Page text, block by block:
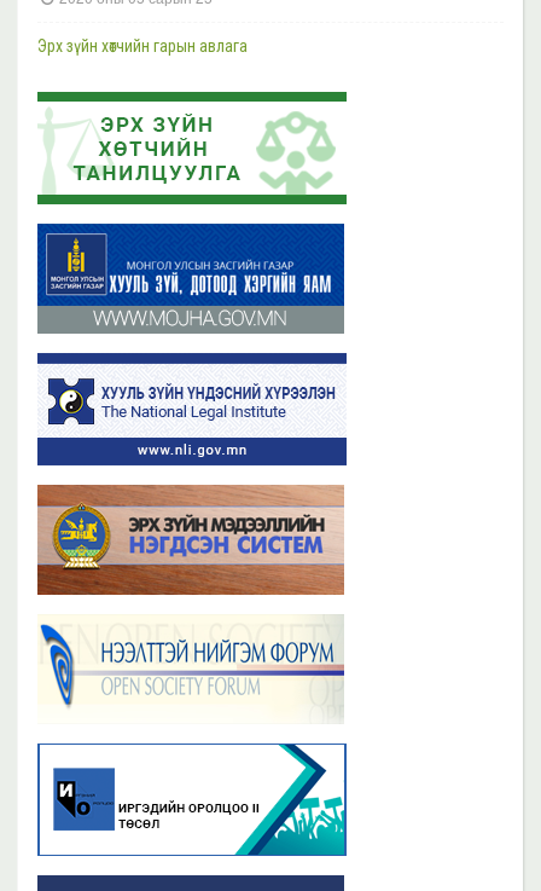
Тусгай илтгэгч Маргарет Саттертуэйтыг хүлээн авч уулзлаа
Эрх зүйн хөтчийн цахим сургалтын платформ /elearn.nli.gov.mn/ -д
байршсан сургалтын жагсаалттай танилцана уу
2023 оны 11 сарын 02
Эрх зүйн хөтчийн гарын авлага
Эрх зүйн хөтөч бэлтгэх сургалтын хөтөлбөр
2019 оны 06 сарын 21